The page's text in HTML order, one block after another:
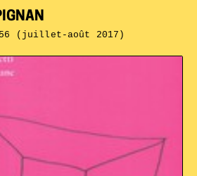
(juillet-août 2017)